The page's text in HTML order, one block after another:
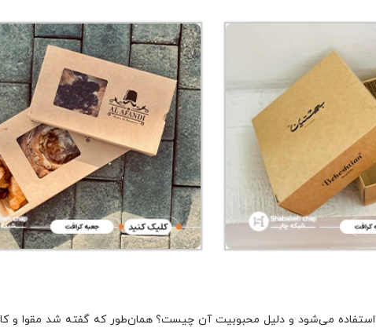
می‌شود و دلیل محبوبیت آن چیست؟ همان‌طور که گفته شد مقوا و